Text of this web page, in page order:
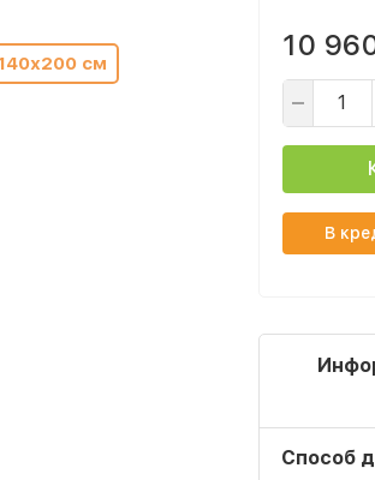
см
10
В
Способ